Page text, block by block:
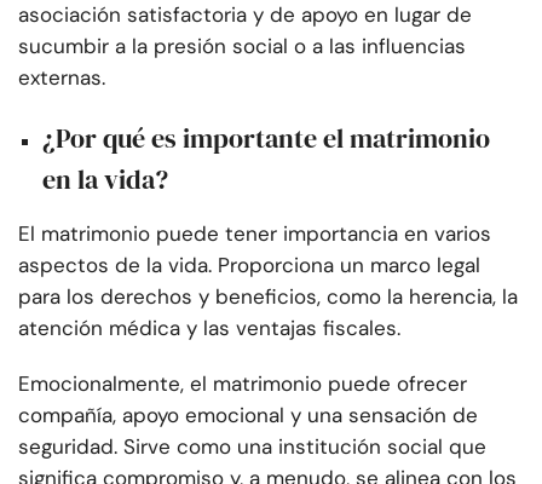
asociación satisfactoria y de apoyo en lugar de
sucumbir a la presión social o a las influencias
externas.
¿Por qué es importante el matrimonio
en la vida?
El matrimonio puede tener importancia en varios
aspectos de la vida. Proporciona un marco legal
para los derechos y beneficios, como la herencia, la
atención médica y las ventajas fiscales.
Emocionalmente, el matrimonio puede ofrecer
compañía, apoyo emocional y una sensación de
seguridad. Sirve como una institución social que
significa compromiso y, a menudo, se alinea con los